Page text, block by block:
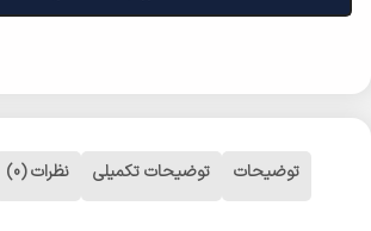
توضیحات توضیحات تکمیلی نظرات (0)